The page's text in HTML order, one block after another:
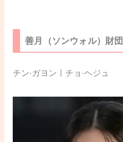
善月（ソンウォル）財団
チン·ガヨンㅣチョ·ヘジュ